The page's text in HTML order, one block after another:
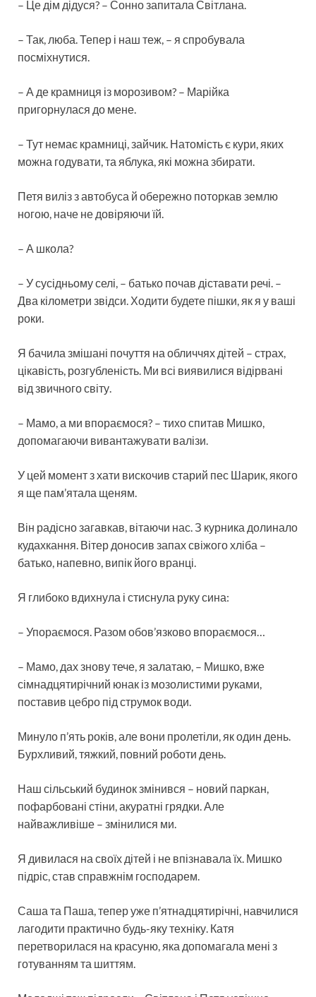
– Це дім дідуся? – Сонно запитала Світлана.
– Так, люба. Тепер і наш теж, – я спробувала
посміхнутися.
– А де крамниця із морозивом? – Марійка
пригорнулася до мене.
– Тут немає крамниці, зайчик. Натомість є кури, яких
можна годувати, та яблука, які можна збирати.
Петя виліз з автобуса й обережно поторкав землю
ногою, наче не довіряючи їй.
– А школа?
– У сусідньому селі, – батько почав діставати речі. –
Два кілометри звідси. Ходити будете пішки, як я у ваші
роки.
Я бачила змішані почуття на обличчях дітей – страх,
цікавість, розгубленість. Ми всі виявилися відірвані
від звичного світу.
– Мамо, а ми впораємося? – тихо спитав Мишко,
допомагаючи вивантажувати валізи.
У цей момент з хати вискочив старий пес Шарик, якого
я ще пам’ятала щеням.
Він радісно загавкав, вітаючи нас. З курника долинало
кудахкання. Вітер доносив запах свіжого хліба –
батько, напевно, випік його вранці.
Я глибоко вдихнула і стиснула руку сина:
– Упораємося. Разом обов’язково впораємося…
– Мамо, дах знову тече, я залатаю, – Мишко, вже
сімнадцятирічний юнак із мозолистими руками,
поставив цебро під струмок води.
Минуло п’ять років, але вони пролетіли, як один день.
Бурхливий, тяжкий, повний роботи день.
Наш сільський будинок змінився – новий паркан,
пофарбовані стіни, акуратні грядки. Але
найважливіше – змінилися ми.
Я дивилася на своїх дітей і не впізнавала їх. Мишко
підріс, став справжнім господарем.
Саша та Паша, тепер уже п’ятнадцятирічні, навчилися
лагодити практично будь-яку техніку. Катя
перетворилася на красуню, яка допомагала мені з
готуванням та шиттям.